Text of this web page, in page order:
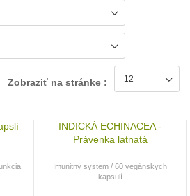
Zobraziť na stránke :
INDICKÁ ECHINACEA -
Právenka latnatá
Imunitný system / 60 vegánskych
kapsulí